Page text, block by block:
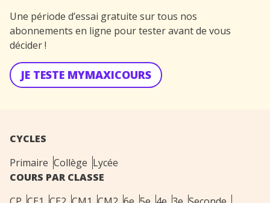
Une période d’essai gratuite sur tous nos
abonnements en ligne pour tester avant de vous
décider !
JE TESTE MYMAXICOURS
CYCLES
Primaire Collège Lycée
COURS PAR CLASSE